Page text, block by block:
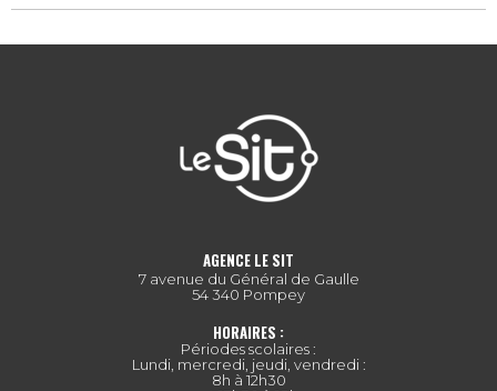
AGENCE LE SIT
7 avenue du Général de Gaulle
54 340 Pompey
HORAIRES :
Périodes scolaires :
Lundi, mercredi, jeudi, vendredi :
8h à 12h30